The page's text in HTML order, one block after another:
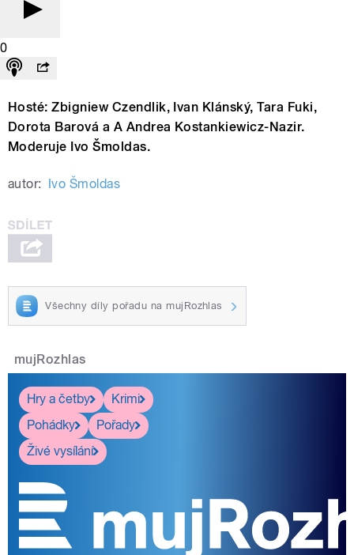
0
Hosté: Zbigniew Czendlik, Ivan Klánský, Tara Fuki,
Dorota Barová a A Andrea Kostankiewicz-Nazir.
Moderuje Ivo Šmoldas.
autor: Ivo Šmoldas
Všechny díly pořadu na mujRozhlas
mujRozhlas
Hry a četby
Krimi
Pohádky
Pořady
Živé vysílání